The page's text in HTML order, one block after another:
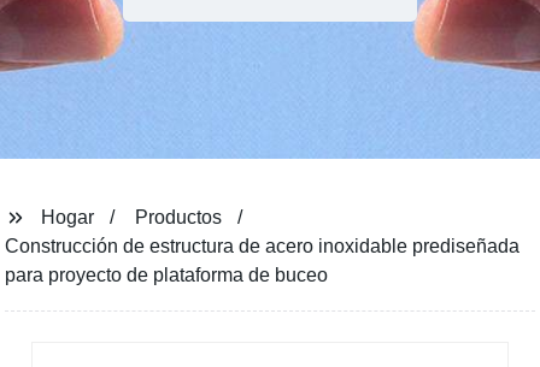
Hogar
Productos
Construcción de estructura de acero inoxidable prediseñada
para proyecto de plataforma de buceo